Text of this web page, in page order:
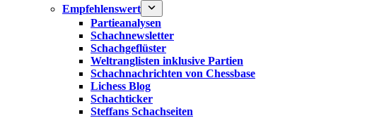
Empfehlenswert
Partieanalysen
Schachnewsletter
Schachgeflüster
Weltranglisten inklusive Partien
Schachnachrichten von Chessbase
Lichess Blog
Schachticker
Steffans Schachseiten